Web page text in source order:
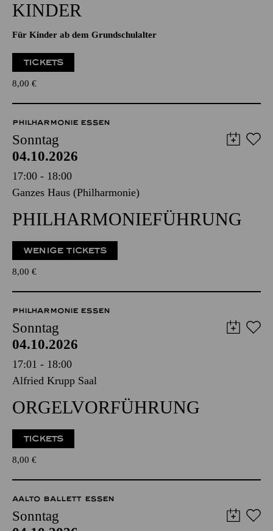
PHILHARMONIE ENTDECKEN
ORGEL­VORFÜHRUNG FÜR
Für Kinder ab dem Grundschulalter
8,00 €
PHILHARMONIE ESSEN
Sonntag
04.10.2026
17:00 - 18:00
PHILHARMONIE­FÜHRUNG
8,00 €
PHILHARMONIE ESSEN
Sonntag
04.10.2026
17:01 - 18:00
ORGEL­VORFÜHRUNG
8,00 €